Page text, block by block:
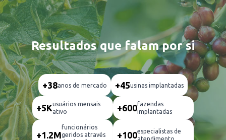
Resultados que falam por si
+38anos de mercado +45usinas implantadas
+5Kusuários mensais
ativo
+600fazendas
implantadas
+1.2M
funcionários
geridos através
+100especialistas de